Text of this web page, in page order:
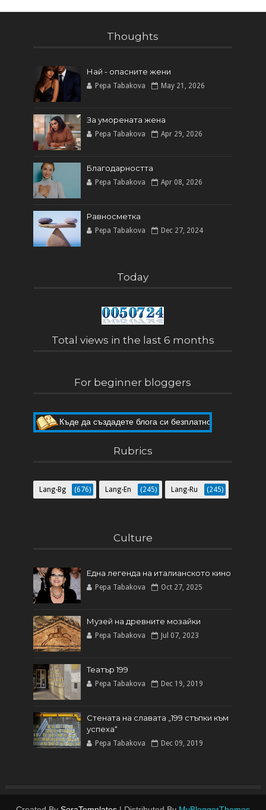
Thoughts
Най - опасните жени
Pepa Tabakova May 21, 2026
За уморената жена
Pepa Tabakova Apr 29, 2026
Благодарността
Pepa Tabakova Apr 08, 2026
Равносметка
Pepa Tabakova Dec 27, 2024
Today
Total views in the last 6 months
For beginner bloggers
Къде да създадете блога си безплатно
Rubrics
Lang-Bg (676) Lang-En (245) Lang-Ru (245)
Culture
Една легенда на италианското кинo
Pepa Tabakova Oct 27, 2025
Музей на древните мозайки
Pepa Tabakova Jul 07, 2023
Театър 199
Pepa Tabakova Dec 19, 2019
Стената на славата „199 стъпки към
успеха“
Pepa Tabakova Dec 09, 2019